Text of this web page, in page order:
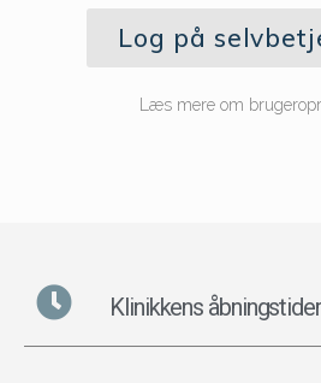
Log på
Læs mere om
Klinikkens åbningstider